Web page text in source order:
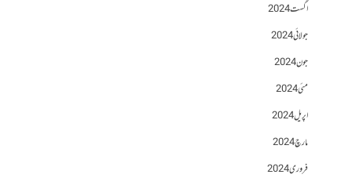
اگست 2024
جولائی 2024
جون 2024
مئی 2024
اپریل 2024
مارچ 2024
فروری 2024